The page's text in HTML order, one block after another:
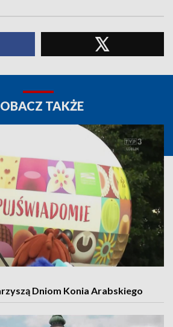
TAKŻE
Dniom Konia Arabskiego